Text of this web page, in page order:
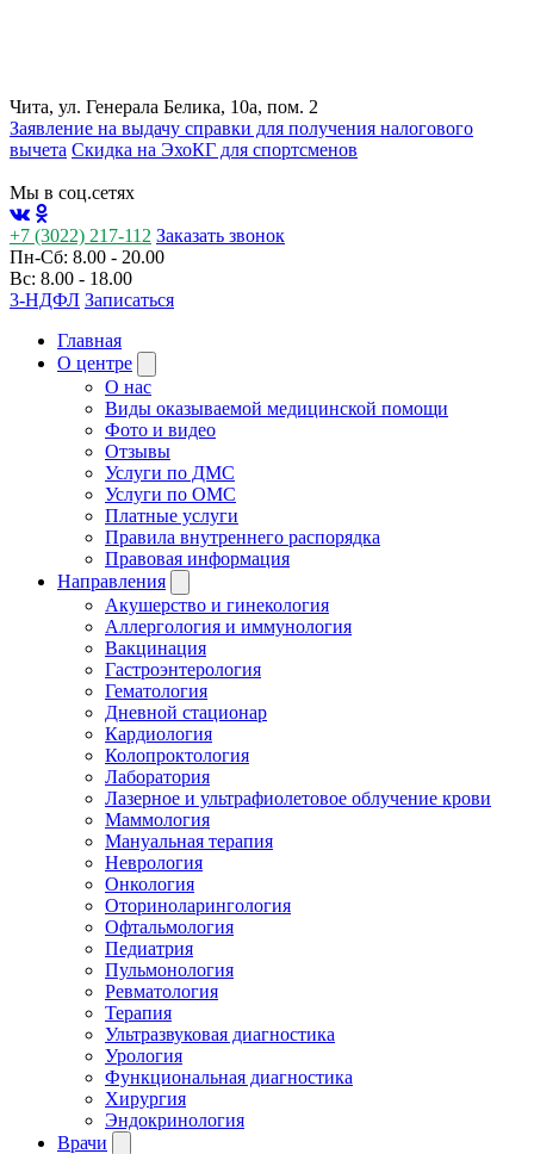
Чита, ул. Генерала Белика, 10а, пом. 2
Заявление на выдачу справки для получения налогового
вычета Cкидка на ЭхоКГ для спортсменов
Мы в соц.сетях
+7 (3022) 217-112 Заказать звонок
Пн-Сб: 8.00 - 20.00
Вс: 8.00 - 18.00
3-НДФЛ Записаться
Главная
О центре
О нас
Виды оказываемой медицинской помощи
Фото и видео
Отзывы
Услуги по ДМС
Услуги по ОМС
Платные услуги
Правила внутреннего распорядка
Правовая информация
Направления
Акушерство и гинекология
Аллергология и иммунология
Вакцинация
Гастроэнтерология
Гематология
Дневной стационар
Кардиология
Колопроктология
Лаборатория
Лазерное и ультрафиолетовое облучение крови
Маммология
Мануальная терапия
Неврология
Онкология
Оториноларингология
Офтальмология
Педиатрия
Пульмонология
Ревматология
Терапия
Ультразвуковая диагностика
Урология
Функциональная диагностика
Хирургия
Эндокринология
Врачи